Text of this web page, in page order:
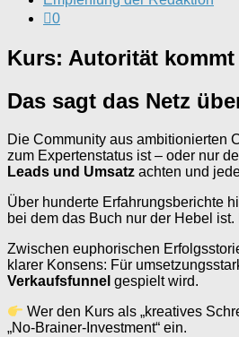
0
Kurs: Autorität
Das sagt das Netz
Die Community aus ambitionierten
zum Expertenstatus ist – oder nur
Leads und Umsatz achten und
Über hunderte Erfahrungsberichte
bei dem das Buch nur der Hebel
Zwischen euphorischen
klarer Konsens: Für
Verkaufsfunnel gespielt wird.
Wer den Kurs als „kreatives
„No-Brainer-Investment“ ein.